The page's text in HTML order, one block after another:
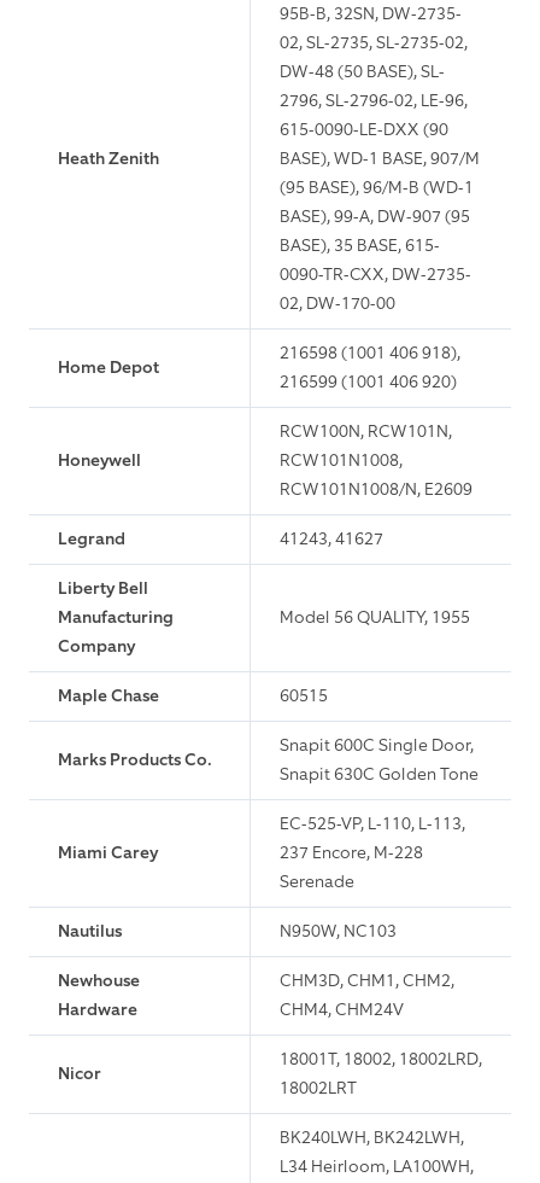
Heath Zenith
95B-B, 32SN, DW-2735-
02, SL-2735, SL-2735-02,
DW-48 (50 BASE), SL-
2796, SL-2796-02, LE-96,
615-0090-LE-DXX (90
BASE), WD-1 BASE, 907/M
(95 BASE), 96/M-B (WD-1
BASE), 99-A, DW-907 (95
BASE), 35 BASE, 615-
0090-TR-CXX, DW-2735-
02, DW-170-00
Home Depot
216598 (1001 406 918),
216599 (1001 406 920)
Honeywell
RCW100N, RCW101N,
RCW101N1008,
RCW101N1008/N, E2609
Legrand 41243, 41627
Liberty Bell
Manufacturing
Company
Model 56 QUALITY, 1955
Maple Chase 60515
Marks Products Co.
Snapit 600C Single Door,
Snapit 630C Golden Tone
Miami Carey
EC-525-VP, L-110, L-113,
237 Encore, M-228
Serenade
Nautilus N950W, NC103
Newhouse
Hardware
CHM3D, CHM1, CHM2,
CHM4, CHM24V
Nicor
18001T, 18002, 18002LRD,
18002LRT
BK240LWH, BK242LWH,
L34 Heirloom, LA100WH,